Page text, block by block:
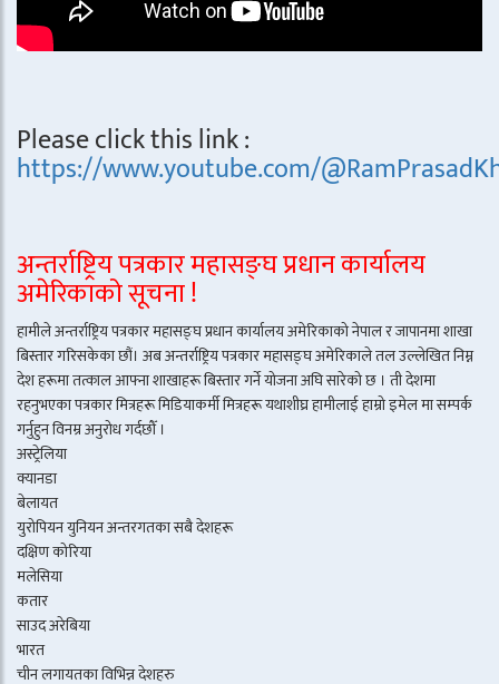
Please click this link :
https://www.youtube.com/
अन्तर्राष्ट्रिय पत्रकार महासङ्घ प्रधान कार्यालय
अमेरिकाको सूचना !
हामीले अन्तर्राष्ट्रिय पत्रकार महासङ्घ प्रधान कार्यालय अमेरिकाको नेपाल र जापानमा शाखा
बिस्तार गरिसकेका छौं। अब अन्तर्राष्ट्रिय पत्रकार महासङ्घ अमेरिकाले तल उल्लेखित निम्न
देश हरूमा तत्काल आफ्ना शाखाहरू बिस्तार गर्ने योजना अघि सारेको छ । ती देशमा
रहनुभएका पत्रकार मित्रहरू मिडियाकर्मी मित्रहरू यथाशीघ्र हामीलाई हाम्रो इमेल मा सम्पर्क
गर्नुहुन विनम्र अनुरोध गर्दछौँ ।
अस्ट्रेलिया
क्यानडा
बेलायत
युरोपियन युनियन अन्तरगतका सबै देशहरू
दक्षिण कोरिया
मलेसिया
कतार
साउद अरेबिया
भारत
चीन लगायतका विभिन्न देशहरु